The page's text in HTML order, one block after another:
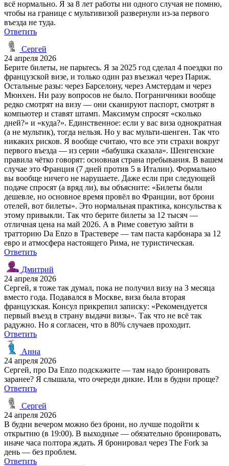
всё нормально. Я за 8 лет работы ни одного случая не помню,
чтобы на границе с мультивизой развернули из-за первого
въезда не туда.
Ответить
Сергей
24 апреля 2026
Берите билеты, не парьтесь. Я за 2025 год сделал 4 поездки по
французской визе, и только один раз въезжал через Париж.
Остальные разы: через Барселону, через Амстердам и через
Мюнхен. Ни разу вопросов не было. Пограничники вообще
редко смотрят на визу — они сканируют паспорт, смотрят в
компьютер и ставят штамп. Максимум спросят «сколько
дней?» и «куда?». Единственное: если у вас виза однократная
(а не мультик), тогда нельзя. Но у вас мульти-шенген. Так что
никаких рисков. Я вообще считаю, что все эти страхи вокруг
первого въезда — из серии «бабушка сказала». Шенгенские
правила чётко говорят: основная страна пребывания. В вашем
случае это Франция (7 дней против 5 в Италии). Формально
вы вообще ничего не нарушаете. Даже если при следующей
подаче спросят (а вряд ли), вы объясните: «Билеты были
дешевле, но основное время провёл во Франции, вот брони
отелей, вот билеты». Это нормальная практика, консульства к
этому привыкли. Так что берите билеты за 12 тысяч —
отличная цена на май 2026. А в Риме советую зайти в
тратторию Da Enzo в Трастевере — там паста карбонара за 12
евро и атмосфера настоящего Рима, не туристическая.
Ответить
Дмитрий
24 апреля 2026
Сергей, я тоже так думал, пока не получил визу на 3 месяца
вместо года. Подавался в Москве, виза была вторая
французская. Консул прикрепил записку: «Рекомендуется
первый въезд в страну выдачи визы». Так что не всё так
радужно. Но я согласен, что в 80% случаев проходит.
Ответить
Анна
24 апреля 2026
Сергей, про Da Enzo подскажите — там надо бронировать
заранее? Я слышала, что очереди дикие. Или в будни проще?
Ответить
Сергей
24 апреля 2026
В будни вечером можно без брони, но лучше подойти к
открытию (в 19:00). В выходные — обязательно бронировать,
иначе часа полтора ждать. Я бронировал через The Fork за
день — без проблем.
Ответить